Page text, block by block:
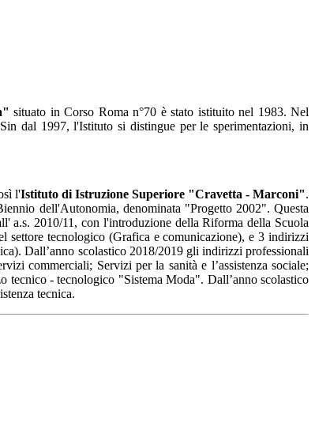
situato in Corso Roma n°70 è stato istituito nel 1983. Nel
dal 1997, l'Istituto si distingue per le sperimentazioni, in
l'Istituto di Istruzione Superiore "Cravetta - Marconi".
dell'Autonomia, denominata "Progetto 2002". Questa
a.s. 2010/11, con l'introduzione della Riforma della Scuola
settore tecnologico (Grafica e comunicazione), e 3 indirizzi
Dall’anno scolastico 2018/2019 gli indirizzi professionali
commerciali; Servizi per la sanità e l’assistenza sociale;
tecnico - tecnologico "Sistema Moda". Dall’anno scolastico
tecnica.